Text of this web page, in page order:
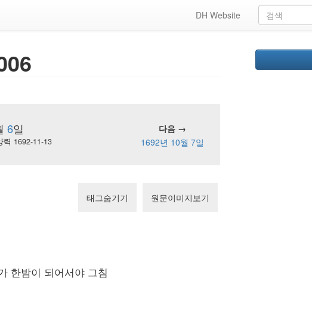
DH Website
6일
다음 →
1692-11-13 1692년 10월 7일
태그숨기기 원문이미지보기
한밤이 되어서야 그침